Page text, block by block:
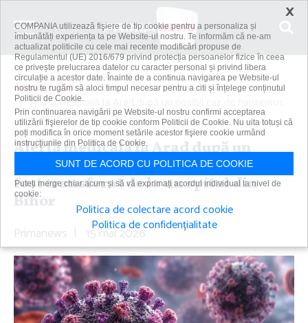
Acasă
Știri
Alertă medicală la Arad după un posibil caz de hantavirus.
Pacientul a...
Alertă medicală la Arad după un
posibil caz de hantavirus. Pacientul a
fost transferat de la un spital din
Bihor
Primanews | 15 mai 2026
×
COMPANIA utilizează fişiere de tip cookie pentru a personaliza și
îmbunătăți experiența ta pe Website-ul nostru. Te informăm că ne-am
actualizat politicile cu cele mai recente modificări propuse de
Regulamentul (UE) 2016/679 privind protecția persoanelor fizice în ceea
ce privește prelucrarea datelor cu caracter personal și privind libera
circulație a acestor date. Înainte de a continua navigarea pe Website-ul
nostru te rugăm să aloci timpul necesar pentru a citi și înțelege conținutul
Politicii de Cookie.
Prin continuarea navigării pe Website-ul nostru confirmi acceptarea
utilizării fişierelor de tip cookie conform Politicii de Cookie. Nu uita totuși că
poți modifica în orice moment setările acestor fişiere cookie urmând
instrucțiunile din Politica de Cookie.
SUNT DE ACORD CU POLITICA DE COOKIE
Puteți merge chiar acum și să vă exprimați acordul individual la nivel de
cookie:
Politica de colectare acord cookie
Politica de confidențialitate